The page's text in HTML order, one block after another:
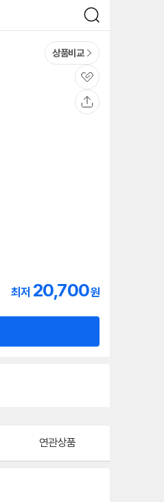
검
색
상품비교
관
심
최저 20,700원
연관상품